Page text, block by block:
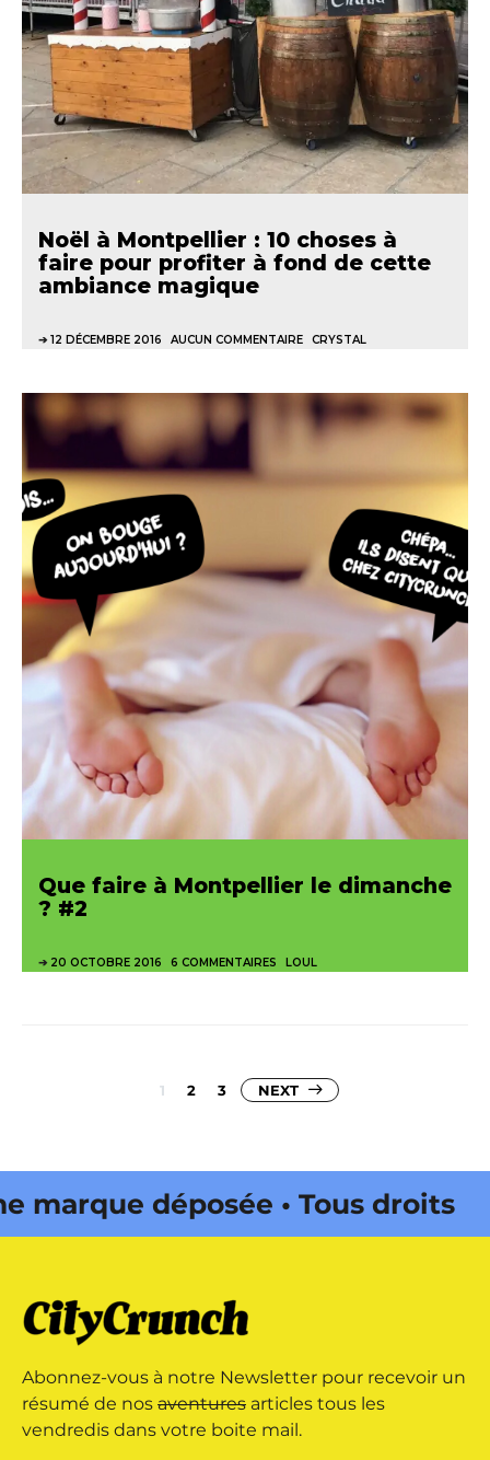
Noël à Montpellier : 10 choses à
faire pour profiter à fond de cette
ambiance magique
12 DÉCEMBRE 2016 AUCUN COMMENTAIRE CRYSTAL
Que faire à Montpellier le dimanche
? #2
20 OCTOBRE 2016 6 COMMENTAIRES LOUL
Pagination
1 2 3 NEXT
déposée • Tous droits
déposée • Tous droits
par Buena Onda Web •
Abonnez-vous à notre Newsletter pour recevoir un
résumé de nos aventures articles tous les
vendredis dans votre boite mail.